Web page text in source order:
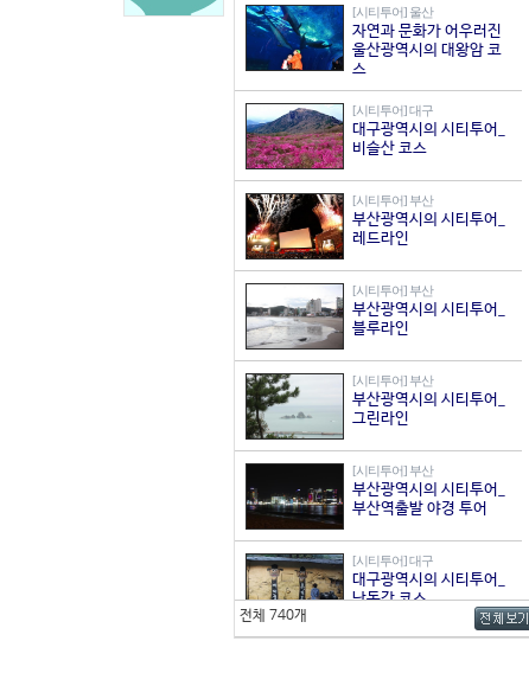
[시티투어] 울산
자연과 문화가 어우러진
울산광역시의 대왕암 코
스
[시티투어] 대구
대구광역시의 시티투어_
비슬산 코스
[시티투어] 부산
부산광역시의 시티투어_
레드라인
[시티투어] 부산
부산광역시의 시티투어_
블루라인
[시티투어] 부산
부산광역시의 시티투어_
그린라인
[시티투어] 부산
부산광역시의 시티투어_
부산역출발 야경 투어
[시티투어] 대구
대구광역시의 시티투어_
낙동강 코스
전체 740개